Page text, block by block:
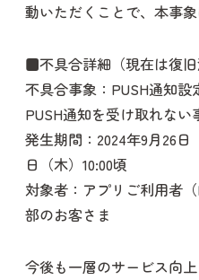
動いただくことで、本事象
■不具合詳細（現在は復旧
不具合事象：PUSH通知設
PUSH通知を受け取れない
発生期間：2024年9月26日
日（木）10:00頃
対象者：アプリご利用者
部のお客さま
今後も一層のサービス向